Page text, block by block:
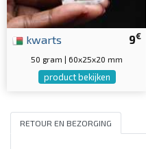
9€
kwarts
50 gram | 60x25x20 mm
product bekijken
RETOUR EN BEZORGING